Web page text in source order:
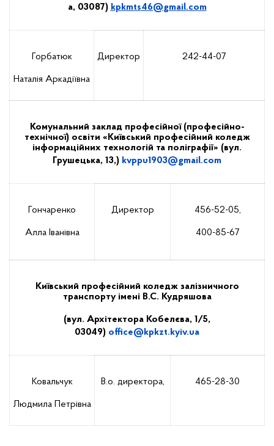
а, 03087) kpkmts46@gmail.com
Горбатюк
Наталія Аркадіївна
Директор 242-44-07
Комунальний заклад професійної (професійно-
технічної) освіти «Київський професійний коледж
інформаційних технологій та поліграфії» (вул.
Грушецька, 13,) kvppu1903@gmail.com
Гончаренко
Алла Іванівна
Директор 456-52-05,
400-85-67
Київський професійний коледж залізничного
транспорту імені В.С. Кудряшова
(вул. Архітектора Кобелєва, 1/5,
03049) office@kpkzt.kyiv.ua
Ковальчук
Людмила Петрівна
В.о. директора, 465-28-30